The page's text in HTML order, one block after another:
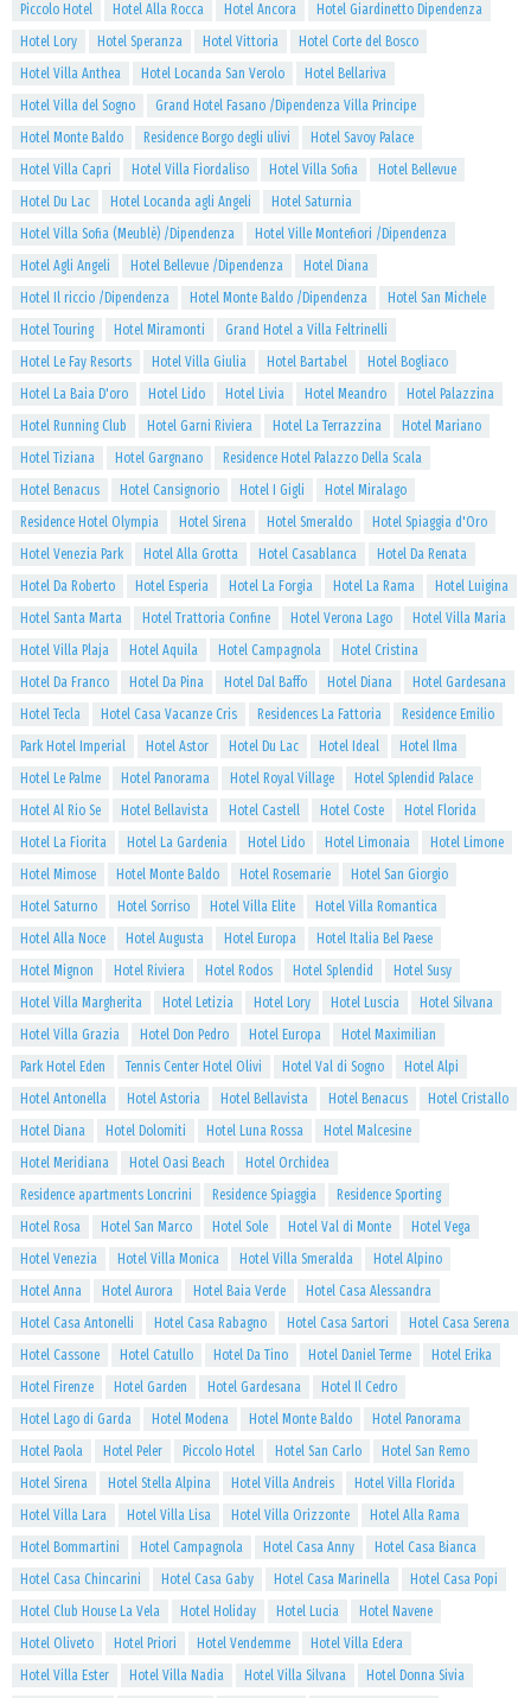
Piccolo Hotel Hotel Alla Rocca Hotel Ancora
Hotel Giardinetto Dipendenza
Hotel Lory
Hotel Speranza Hotel Vittoria
Hotel Corte del Bosco
Hotel Villa Anthea
Hotel Locanda San Verolo
Hotel Bellariva
Hotel Villa del Sogno
Grand Hotel Fasano /Dipendenza Villa Principe
Hotel Monte Baldo
Residence Borgo degli ulivi
Hotel Savoy Palace
Hotel Villa Capri
Hotel Villa Fiordaliso Hotel Villa Sofia
Hotel Bellevue
Hotel Du Lac
Hotel Locanda agli Angeli
Hotel Saturnia
Hotel Villa Sofia (Meublè) /Dipendenza
Hotel Ville Montefiori /Dipendenza
Hotel Agli Angeli
Hotel Bellevue /Dipendenza
Hotel Diana
Hotel Il riccio /Dipendenza
Hotel Monte Baldo /Dipendenza
Hotel San Michele
Hotel Touring
Hotel Miramonti
Grand Hotel a Villa Feltrinelli
Hotel Le Fay Resorts
Hotel Villa Giulia Hotel Bartabel
Hotel Bogliaco
Hotel La Baia D'oro
Hotel Lido Hotel Livia Hotel Meandro
Hotel Palazzina
Hotel Running Club
Hotel Garni Riviera Hotel La Terrazzina
Hotel Mariano
Hotel Tiziana
Hotel Gargnano
Residence Hotel Palazzo Della Scala
Hotel Benacus
Hotel Cansignorio Hotel I Gigli
Hotel Miralago
Residence Hotel Olympia
Hotel Sirena Hotel Smeraldo
Hotel Spiaggia d'Oro
Hotel Venezia Park
Hotel Alla Grotta Hotel Casablanca
Hotel Da Renata
Hotel Da Roberto
Hotel Esperia Hotel La Forgia Hotel La Rama
Hotel Luigina
Hotel Santa Marta
Hotel Trattoria Confine Hotel Verona Lago
Hotel Villa Maria
Hotel Villa Plaja
Hotel Aquila Hotel Campagnola
Hotel Cristina
Hotel Da Franco
Hotel Da Pina Hotel Dal Baffo Hotel Diana
Hotel Gardesana
Hotel Tecla
Hotel Casa Vacanze Cris Residences La Fattoria
Residence Emilio
Park Hotel Imperial
Hotel Astor Hotel Du Lac Hotel Ideal
Hotel Ilma
Hotel Le Palme
Hotel Panorama Hotel Royal Village
Hotel Splendid Palace
Hotel Al Rio Se
Hotel Bellavista Hotel Castell Hotel Coste
Hotel Florida
Hotel La Fiorita
Hotel La Gardenia Hotel Lido Hotel Limonaia
Hotel Limone
Hotel Mimose
Hotel Monte Baldo Hotel Rosemarie
Hotel San Giorgio
Hotel Saturno
Hotel Sorriso Hotel Villa Elite
Hotel Villa Romantica
Hotel Alla Noce
Hotel Augusta Hotel Europa
Hotel Italia Bel Paese
Hotel Mignon
Hotel Riviera Hotel Rodos Hotel Splendid
Hotel Susy
Hotel Villa Margherita
Hotel Letizia Hotel Lory Hotel Luscia
Hotel Silvana
Hotel Villa Grazia
Hotel Don Pedro Hotel Europa
Hotel Maximilian
Park Hotel Eden
Tennis Center Hotel Olivi Hotel Val di Sogno
Hotel Alpi
Hotel Antonella
Hotel Astoria Hotel Bellavista Hotel Benacus
Hotel Cristallo
Hotel Diana
Hotel Dolomiti Hotel Luna Rossa
Hotel Malcesine
Hotel Meridiana
Hotel Oasi Beach
Hotel Orchidea
Residence apartments Loncrini
Residence Spiaggia
Residence Sporting
Hotel Rosa
Hotel San Marco Hotel Sole Hotel Val di Monte
Hotel Vega
Hotel Venezia
Hotel Villa Monica Hotel Villa Smeralda
Hotel Alpino
Hotel Anna
Hotel Aurora Hotel Baia Verde
Hotel Casa Alessandra
Hotel Casa Antonelli
Hotel Casa Rabagno Hotel Casa Sartori
Hotel Casa Serena
Hotel Cassone
Hotel Catullo Hotel Da Tino Hotel Daniel Terme
Hotel Erika
Hotel Firenze
Hotel Garden Hotel Gardesana
Hotel Il Cedro
Hotel Lago di Garda
Hotel Modena Hotel Monte Baldo
Hotel Panorama
Hotel Paola
Hotel Peler Piccolo Hotel Hotel San Carlo
Hotel San Remo
Hotel Sirena
Hotel Stella Alpina Hotel Villa Andreis
Hotel Villa Florida
Hotel Villa Lara
Hotel Villa Lisa Hotel Villa Orizzonte
Hotel Alla Rama
Hotel Bommartini
Hotel Campagnola Hotel Casa Anny
Hotel Casa Bianca
Hotel Casa Chincarini
Hotel Casa Gaby Hotel Casa Marinella
Hotel Casa Popi
Hotel Club House La Vela
Hotel Holiday Hotel Lucia
Hotel Navene
Hotel Oliveto
Hotel Priori Hotel Vendemme
Hotel Villa Edera
Hotel Villa Ester
Hotel Villa Nadia Hotel Villa Silvana
Hotel Donna Sivia